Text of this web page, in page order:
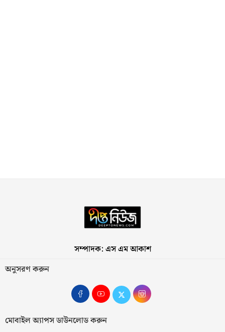
সম্পাদক: এস এম আকাশ
অনুসরণ করুন
মোবাইল অ্যাপস ডাউনলোড করুন